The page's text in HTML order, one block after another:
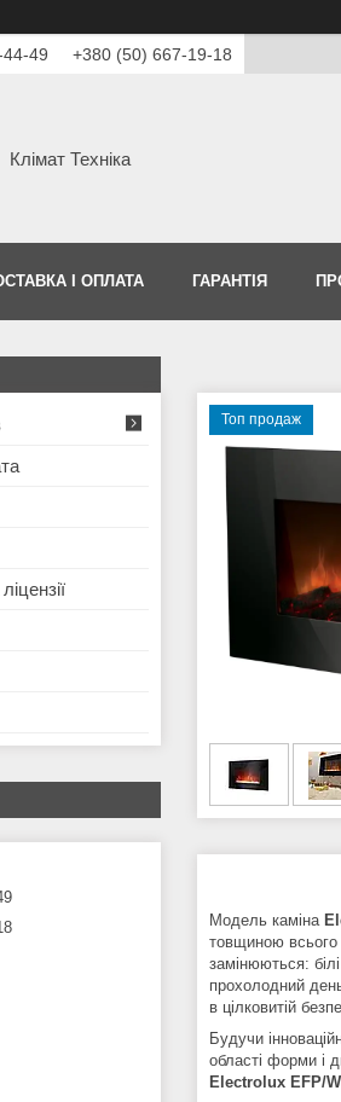
49 +380 (50) 667-19-18
Клімат Техніка
І ОПЛАТА ГАРАНТІЯ
Топ продаж
Модель каміна
товщиною всього
замінюються:
прохолодний
в цілковитій
Будучи
області форми і
Electrolux EFP/